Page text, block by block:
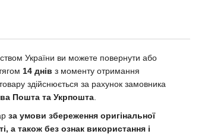
України ви можете повернути або
14 днів з моменту отримання
здійснюється за рахунок замовника
Пошта та Укрпошта
за умови збереження оригінальної
а також без ознак використання і